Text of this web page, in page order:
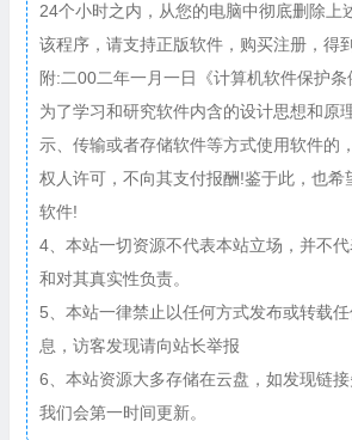
24个小时之内，从您的电脑中彻底删除上
该程序，请支持正版软件，购买注册，得
附:二00二年一月一日《计算机软件保护
为了学习和研究软件内含的设计思想和原
示、传输或者存储软件等方式使用软件的
权人许可，不向其支付报酬!鉴于此，也希
软件!
4、本站一切资源不代表本站立场，并不
和对其真实性负责。
5、本站一律禁止以任何方式发布或转载
息，访客发现请向站长举报
6、本站资源大多存储在云盘，如发现链
我们会第一时间更新。